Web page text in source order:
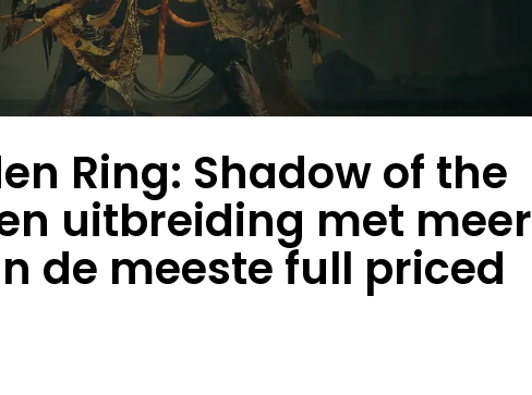
Ring: Shadow of the
uitbreiding met meer
de meeste full priced